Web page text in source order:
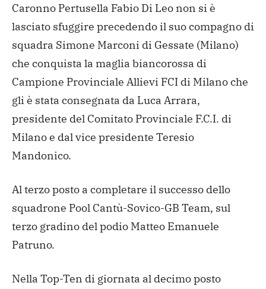
Caronno Pertusella Fabio Di Leo non si è
lasciato sfuggire precedendo il suo compagno di
squadra Simone Marconi di Gessate (Milano)
che conquista la maglia biancorossa di
Campione Provinciale Allievi FCI di Milano che
gli è stata consegnata da Luca Arrara,
presidente del Comitato Provinciale F.C.I. di
Milano e dal vice presidente Teresio
Mandonico.
Al terzo posto a completare il successo dello
squadrone Pool Cantù-Sovico-GB Team, sul
terzo gradino del podio Matteo Emanuele
Patruno.
Nella Top-Ten di giornata al decimo posto